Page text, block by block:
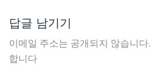
답글 남기기
이메일 주소는 공개되지 않습니다.
합니다